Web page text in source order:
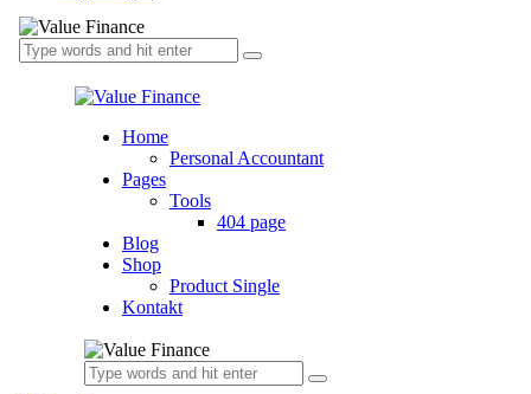
Home
Personal Accountant
Pages
Tools
404 page
Blog
Shop
Product Single
Kontakt